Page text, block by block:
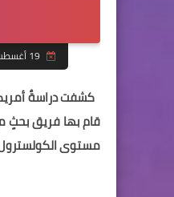
كشفت دراسةٌ
قام بها فريق بحثٍ
مستوى الكولسترول